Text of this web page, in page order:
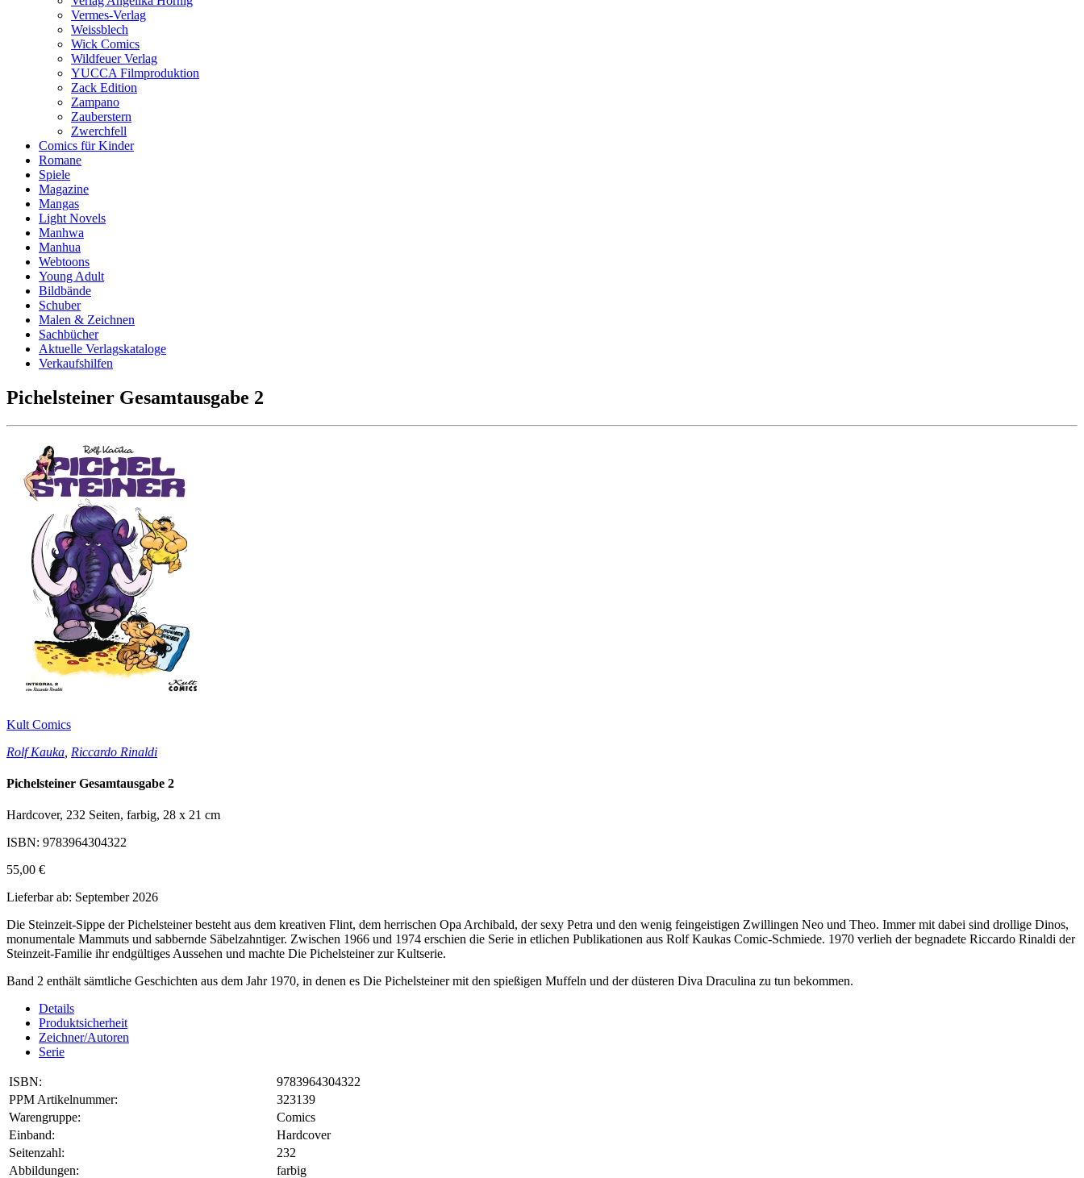
Vermes-Verlag
Weissblech
Wick Comics
Wildfeuer Verlag
YUCCA Filmproduktion
Zack Edition
Zampano
Zauberstern
Zwerchfell
Comics für Kinder
Romane
Spiele
Magazine
Mangas
Light Novels
Manhwa
Manhua
Webtoons
Young Adult
Bildbände
Schuber
Malen & Zeichnen
Sachbücher
Aktuelle Verlagskataloge
Verkaufshilfen
Pichelsteiner Gesamtausgabe 2
Kult Comics
Rolf Kauka Riccardo Rinaldi
Pichelsteiner Gesamtausgabe 2
Hardcover, 232 Seiten, farbig, 28 x 21 cm
ISBN: 9783964304322
55,00 €
Lieferbar ab: September 2026
Die Steinzeit-Sippe der Pichelsteiner besteht aus dem kreativen Flint, dem herrischen Opa Archibald, der sexy Petra und den wenig feingeistigen Zwillingen Neo und Theo. Immer mit dabei sind drollige Dinos,
monumentale Mammuts und sabbernde Säbelzahntiger. Zwischen 1966 und 1974 erschien die Serie in etlichen Publikationen aus Rolf Kaukas Comic-Schmiede. 1970 verlieh der begnadete Riccardo Rinaldi der
Steinzeit-Familie ihr endgültiges Aussehen und machte Die Pichelsteiner zur Kultserie.
Band 2 enthält sämtliche Geschichten aus dem Jahr 1970, in denen es Die Pichelsteiner mit den spießigen Muffeln und der düsteren Diva Draculina zu tun bekommen.
Details
Produktsicherheit
Zeichner/Autoren
Serie
ISBN:
9783964304322
PPM Artikelnummer:
323139
Warengruppe:
Comics
Einband:
Hardcover
Seitenzahl:
232
Abbildungen:
farbig